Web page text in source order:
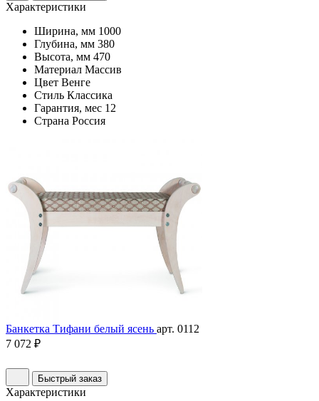
Характеристики
Ширина, мм 1000
Глубина, мм 380
Высота, мм 470
Материал Массив
Цвет Венге
Стиль Классика
Гарантия, мес 12
Страна Россия
Банкетка Тифани белый ясень арт. 0112
7 072 ₽
Быстрый заказ
Характеристики